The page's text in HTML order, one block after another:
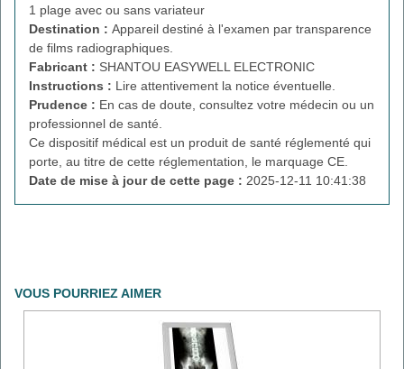
1 plage avec ou sans variateur
Destination : Appareil destiné à l'examen par transparence
de films radiographiques.
Fabricant : SHANTOU EASYWELL ELECTRONIC
Instructions : Lire attentivement la notice éventuelle.
Prudence : En cas de doute, consultez votre médecin ou un
professionnel de santé.
Ce dispositif médical est un produit de santé réglementé qui
porte, au titre de cette réglementation, le marquage CE.
Date de mise à jour de cette page : 2025-12-11 10:41:38
VOUS POURRIEZ AIMER